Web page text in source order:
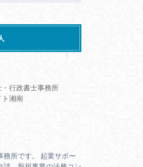
・行政書士事務所
ト湘南
所です。 起業サポー